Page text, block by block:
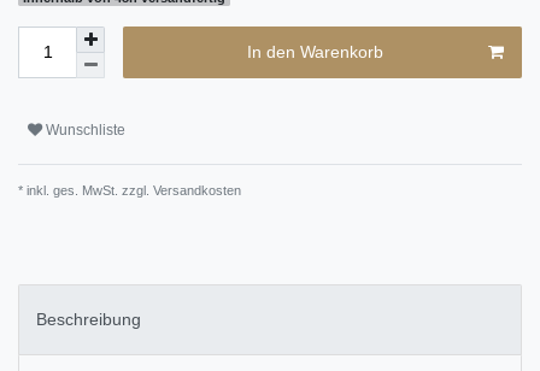
In den Warenkorb
Wunschliste
* inkl. ges. MwSt. zzgl. Versandkosten
Beschreibung